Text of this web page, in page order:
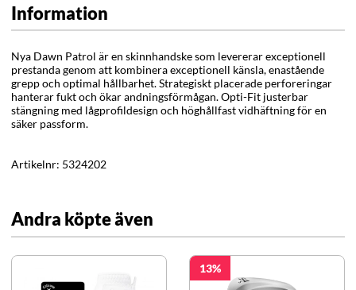
Information
Nya Dawn Patrol är en skinnhandske som levererar exceptionell
prestanda genom att kombinera exceptionell känsla, enastående
grepp och optimal hållbarhet. Strategiskt placerade perforeringar
hanterar fukt och ökar andningsförmågan. Opti-Fit justerbar
stängning med lågprofildesign och höghållfast vidhäftning för en
säker passform.
Artikelnr: 5324202
Andra köpte även
13